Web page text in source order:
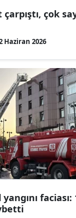
çok
Haziran 2026
faciası: